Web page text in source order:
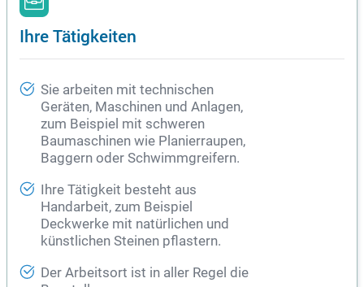
Ihre Tätigkeiten
Sie arbeiten mit technischen
Geräten, Maschinen und Anlagen,
zum Beispiel mit schweren
Baumaschinen wie Planierraupen,
Baggern oder Schwimmgreifern.
Ihre Tätigkeit besteht aus
Handarbeit, zum Beispiel
Deckwerke mit natürlichen und
künstlichen Steinen pflastern.
Der Arbeitsort ist in aller Regel die